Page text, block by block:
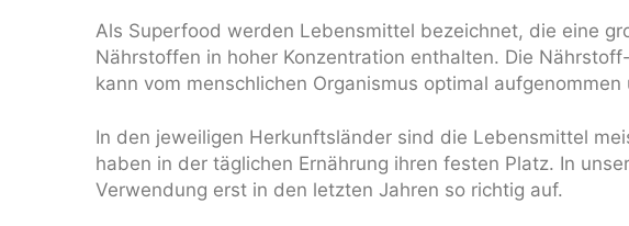
Als Superfood werden Lebensmittel bezeichnet, die eine
Nährstoffen in hoher Konzentration enthalten. Die
kann vom menschlichen Organismus optimal
In den jeweiligen Herkunftsländer sind die Lebensmittel
haben in der täglichen Ernährung ihren festen Platz. In
Verwendung erst in den letzten Jahren so richtig auf.